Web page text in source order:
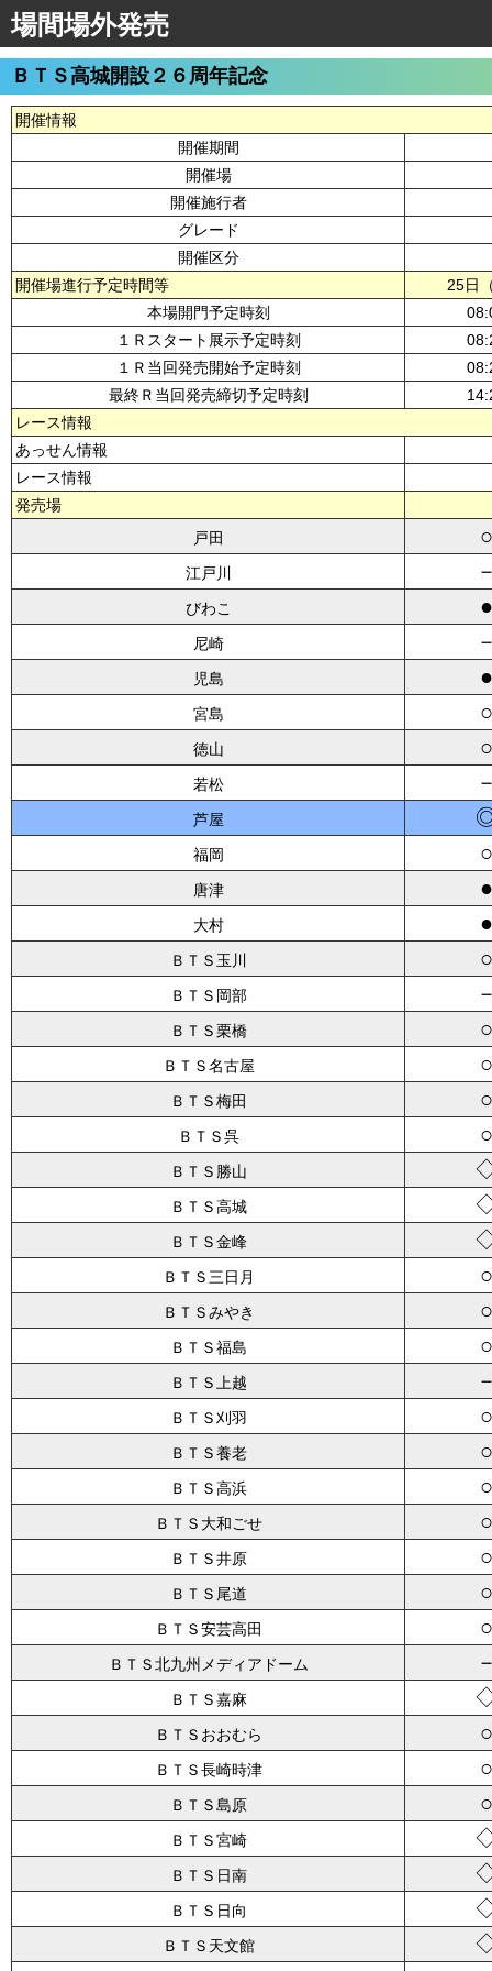
場間場外発売
ＢＴＳ高城開設２６周年記念
開催情報
開催期間
開催場
開催施行者
グレード
開催区分
開催場進行予定時間等
25日
本場開門予定時刻
１Ｒスタート展示予定時刻
１Ｒ当回発売開始予定時刻
最終Ｒ当回発売締切予定時刻
レース情報
あっせん情報
レース情報
発売場
戸田
○
江戸川
びわこ ●
尼崎
児島 ●
宮島 ○
徳山 ○
若松
芦屋
福岡 ○
唐津 ●
大村 ●
ＢＴＳ玉川 ○
ＢＴＳ岡部
ＢＴＳ栗橋 ○
ＢＴＳ名古屋 ○
ＢＴＳ梅田 ○
ＢＴＳ呉 ○
ＢＴＳ勝山
ＢＴＳ高城
ＢＴＳ金峰
ＢＴＳ三日月 ○
ＢＴＳみやき ○
ＢＴＳ福島 ○
ＢＴＳ上越
ＢＴＳ刈羽 ○
ＢＴＳ養老 ○
ＢＴＳ高浜 ○
ＢＴＳ大和ごせ ○
ＢＴＳ井原 ○
ＢＴＳ尾道 ○
ＢＴＳ安芸高田 ○
ＢＴＳ北九州メディアドーム
ＢＴＳ嘉麻
ＢＴＳおおむら ○
ＢＴＳ長崎時津 ○
ＢＴＳ島原 ○
ＢＴＳ宮崎
ＢＴＳ日南
ＢＴＳ日向
ＢＴＳ天文館